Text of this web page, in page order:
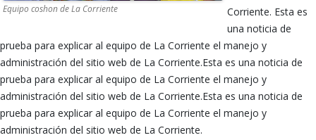
Equipo coshon de La Corriente
Corriente. Esta es
una noticia de
prueba para explicar al equipo de La Corriente el manejo y
administración del sitio web de La Corriente.Esta es una noticia de
prueba para explicar al equipo de La Corriente el manejo y
administración del sitio web de La Corriente.Esta es una noticia de
prueba para explicar al equipo de La Corriente el manejo y
administración del sitio web de La Corriente.